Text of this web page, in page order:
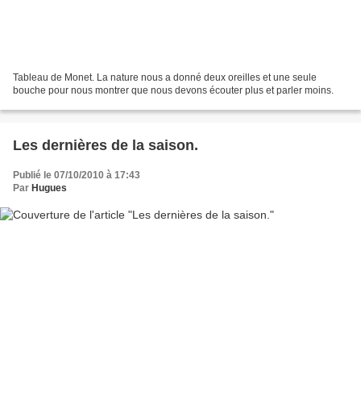
Tableau de Monet. La nature nous a donné deux oreilles et une seule
bouche pour nous montrer que nous devons écouter plus et parler moins.
Les dernières de la saison.
Publié le 07/10/2010 à 17:43
Par Hugues